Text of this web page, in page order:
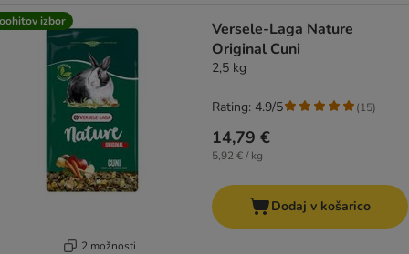
izbor
2 možnosti
Versele-Laga Nature
Original Cuni
2,5 kg
14,79 €
5,92 € / kg
Rating: 4.9/5 (15)
Dodaj v košarico